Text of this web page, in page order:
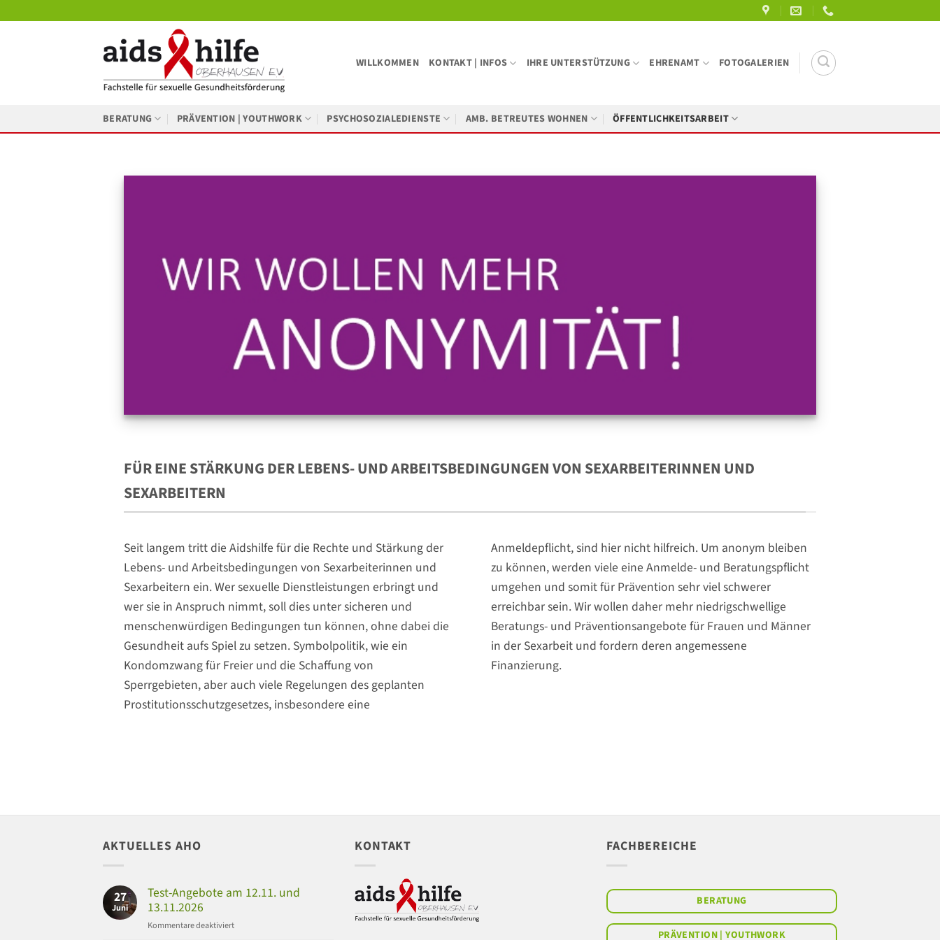
WILLKOMMEN KONTAKT | INFOS IHRE UNTERSTÜTZUNG EHRENAMT FOTOGALERIEN
BERATUNG PRÄVENTION | YOUTHWORK PSYCHOSOZIALEDIENSTE AMB. BETREUTES WOHNEN ÖFFENTLICHKEITSARBEIT
FÜR EINE STÄRKUNG DER LEBENS- UND ARBEITSBEDINGUNGEN VON SEXARBEITERINNEN UND
SEXARBEITERN
Seit langem tritt die Aidshilfe für die Rechte und Stärkung der
Lebens- und Arbeitsbedingungen von Sexarbeiterinnen und
Sexarbeitern ein. Wer sexuelle Dienstleistungen erbringt und
wer sie in Anspruch nimmt, soll dies unter sicheren und
menschenwürdigen Bedingungen tun können, ohne dabei die
Gesundheit aufs Spiel zu setzen. Symbolpolitik, wie ein
Kondomzwang für Freier und die Schaffung von
Sperrgebieten, aber auch viele Regelungen des geplanten
Prostitutionsschutzgesetzes, insbesondere eine
Anmeldepflicht, sind hier nicht hilfreich. Um anonym bleiben
zu können, werden viele eine Anmelde- und Beratungspflicht
umgehen und somit für Prävention sehr viel schwerer
erreichbar sein. Wir wollen daher mehr niedrigschwellige
Beratungs- und Präventionsangebote für Frauen und Männer
in der Sexarbeit und fordern deren angemessene
Finanzierung.
AKTUELLES AHO
27
Juni
Test-Angebote am 12.11. und
13.11.2026
Kommentare deaktiviertfür
KONTAKT FACHBEREICHE
BERATUNG
PRÄVENTION | YOUTHWORK